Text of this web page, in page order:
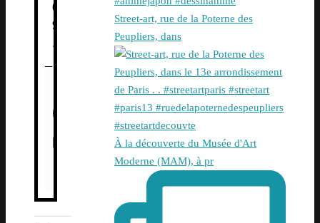
0
9
.
Street-art, rue de la Poterne des
Peupliers, dans
À la découverte du Musée d'Art
Moderne (MAM), à pr